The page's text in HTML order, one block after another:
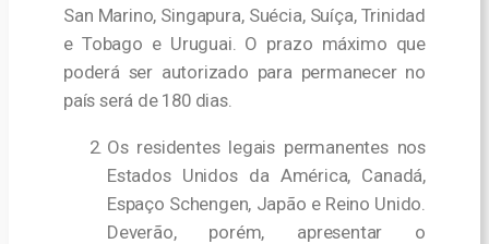
San Marino, Singapura, Suécia, Suíça, Trinidad
e Tobago e Uruguai. O prazo máximo que
poderá ser autorizado para permanecer no
país será de 180 dias.
Os residentes legais permanentes nos
Estados Unidos da América, Canadá,
Espaço Schengen, Japão e Reino Unido.
Deverão, porém, apresentar o